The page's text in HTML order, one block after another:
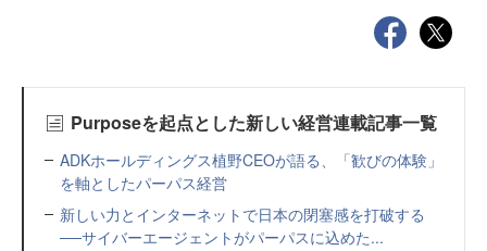
Purposeを起点とした新しい経営連載記事一覧
ADKホールディングス植野CEOが語る、「歓びの体験」
を軸としたパーパス経営
新しい力とインターネットで日本の閉塞感を打破する
──サイバーエージェントがパーパスに込めた...